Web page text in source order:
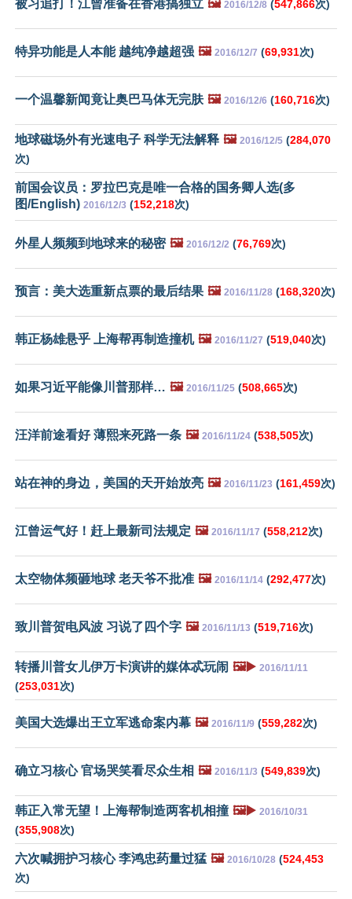
被习追打！江曾准备在香港搞独立 🖼️ 2016/12/8 (547,866次)
特异功能是人本能 越纯净越超强 🖼️ 2016/12/7 (69,931次)
一个温馨新闻竟让奥巴马体无完肤 🖼️ 2016/12/6 (160,716次)
地球磁场外有光速电子 科学无法解释 🖼️ 2016/12/5 (284,070
次)
前国会议员：罗拉巴克是唯一合格的国务卿人选(多
图/English) 2016/12/3 (152,218次)
外星人频频到地球来的秘密 🖼️ 2016/12/2 (76,769次)
预言：美大选重新点票的最后结果 🖼️ 2016/11/28 (168,320次)
韩正杨雄悬乎 上海帮再制造撞机 🖼️ 2016/11/27 (519,040次)
如果习近平能像川普那样… 🖼️ 2016/11/25 (508,665次)
汪洋前途看好 薄熙来死路一条 🖼️ 2016/11/24 (538,505次)
站在神的身边，美国的天开始放亮 🖼️ 2016/11/23 (161,459次)
江曾运气好！赶上最新司法规定 🖼️ 2016/11/17 (558,212次)
太空物体频砸地球 老天爷不批准 🖼️ 2016/11/14 (292,477次)
致川普贺电风波 习说了四个字 🖼️ 2016/11/13 (519,716次)
转播川普女儿伊万卡演讲的媒体忒玩闹 🖼️▶️ 2016/11/11
(253,031次)
美国大选爆出王立军逃命案内幕 🖼️ 2016/11/9 (559,282次)
确立习核心 官场哭笑看尽众生相 🖼️ 2016/11/3 (549,839次)
韩正入常无望！上海帮制造两客机相撞 🖼️▶️ 2016/10/31
(355,908次)
六次喊拥护习核心 李鸿忠药量过猛 🖼️ 2016/10/28 (524,453
次)